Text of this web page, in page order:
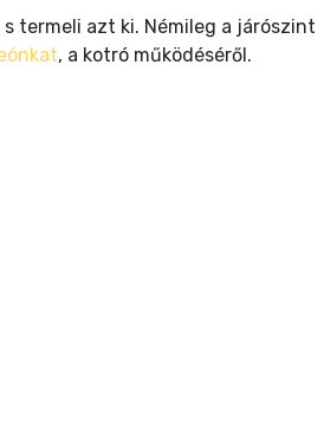
termeli azt ki. Némileg a járószint
, a kotró működéséről.